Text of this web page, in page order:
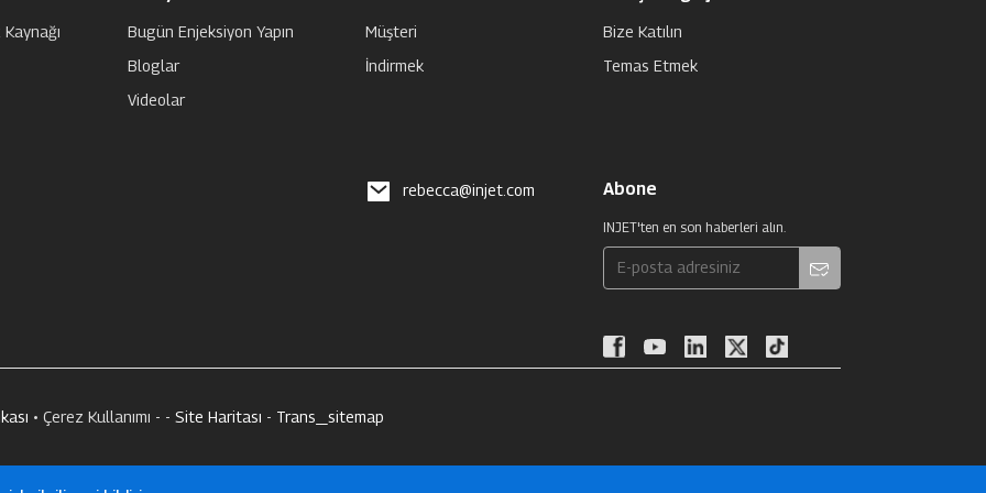
Bugün Enjeksiyon Yapın
Bloglar
Videolar
Müşteri
İndirmek
Bize Katılın
Temas Etmek
rebecca@injet.com Abone
INJET'ten en son haberleri alın.
• Çerez Kullanımı - - Site Haritası - Trans_sitemap